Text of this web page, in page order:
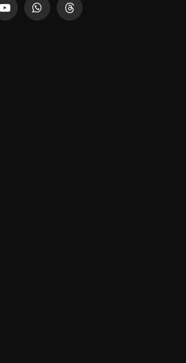
YouTubeWhatsAppThreads